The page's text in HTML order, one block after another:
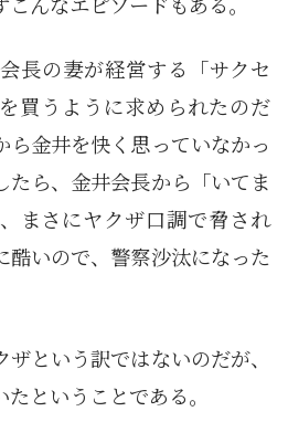
長の妻が経営する「サクセ
買うように求められたのだ
ら金井を快く思っていなかっ
たら、金井会長から「いてま
まさにヤクザ口調で脅され
酷いので、警察沙汰になった
という訳ではないのだが、
ということである。